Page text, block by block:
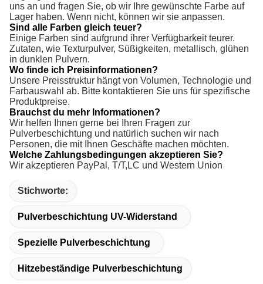
uns an und fragen Sie, ob wir Ihre gewünschte Farbe auf
Lager haben. Wenn nicht, können wir sie anpassen.
Sind alle Farben gleich teuer?
Einige Farben sind aufgrund ihrer Verfügbarkeit teurer.
Zutaten, wie Texturpulver, Süßigkeiten, metallisch, glühen
in dunklen Pulvern.
Wo finde ich Preisinformationen?
Unsere Preisstruktur hängt von Volumen, Technologie und
Farbauswahl ab. Bitte kontaktieren Sie uns für spezifische
Produktpreise.
Brauchst du mehr Informationen?
Wir helfen Ihnen gerne bei Ihren Fragen zur
Pulverbeschichtung und natürlich suchen wir nach
Personen, die mit Ihnen Geschäfte machen möchten.
Welche Zahlungsbedingungen akzeptieren Sie?
Wir akzeptieren PayPal, T/T, LC und Western Union
Stichworte:
Pulverbeschichtung UV-Widerstand
Spezielle Pulverbeschichtung
Hitzebeständige Pulverbeschichtung